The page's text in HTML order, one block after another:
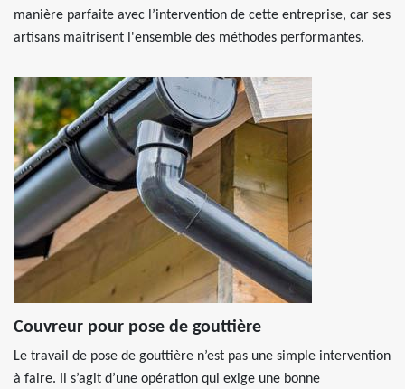
manière parfaite avec l’intervention de cette entreprise, car ses
artisans maîtrisent l'ensemble des méthodes performantes.
Couvreur pour pose de gouttière
Le travail de pose de gouttière n’est pas une simple intervention
à faire. Il s’agit d’une opération qui exige une bonne